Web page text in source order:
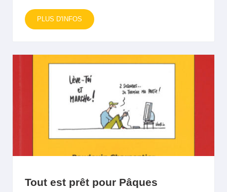
PLUS D'INFOS
Tout est prêt pour Pâques